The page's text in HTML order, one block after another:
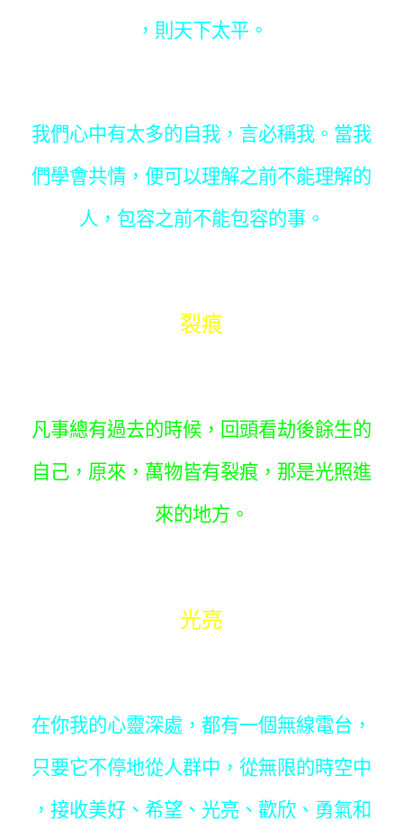
，則天下太平。
我們心中有太多的自我，言必稱我。當我
們學會共情，便可以理解之前不能理解的
人，包容之前不能包容的事。
裂痕
凡事總有過去的時候，回頭看劫後餘生的
自己，原來，萬物皆有裂痕，那是光照進
來的地方。
光亮
在你我的心靈深處，都有一個無線電台，
只要它不停地從人群中，從無限的時空中
，接收美好、希望、光亮、歡欣、勇氣和